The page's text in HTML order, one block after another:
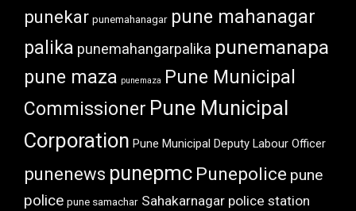
punekar punemahanagar pune mahanagar
palika punemahangarpalika punemanapa
pune maza punemaza
Pune Municipal
Commissioner Pune Municipal
Corporation Pune Municipal Deputy Labour Officer
punenews punepmc Punepolice pune
police pune samachar Sahakarnagar police station